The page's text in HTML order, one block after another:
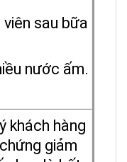
sau bữa
nước ấm.
khách hàng
giảm